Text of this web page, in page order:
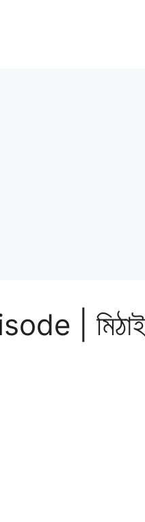
|